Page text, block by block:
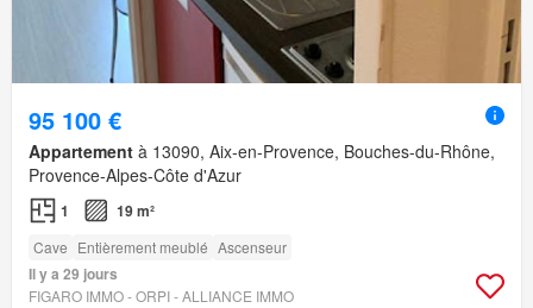
95 100 €
Appartement à 13090, Aix-en-Provence, Bouches-du-Rhône,
Provence-Alpes-Côte d'Azur
1 19 m²
Cave Entièrement meublé Ascenseur
Il y a 29 jours
FIGARO IMMO - ORPI - ALLIANCE IMMO